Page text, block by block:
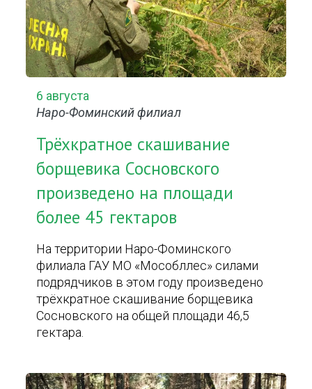
6 августа
Наро-Фоминский филиал
Трёхкратное скашивание
борщевика Сосновского
произведено на площади
более 45 гектаров
На территории Наро-Фоминского
филиала ГАУ МО «Мособллес» силами
подрядчиков в этом году произведено
трёхкратное скашивание борщевика
Сосновского на общей площади 46,5
гектара.